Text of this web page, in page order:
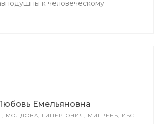
к человеческому
Емельяновна
МОЛДОВА, ГИПЕРТОНИЯ, МИГРЕНЬ, ИБС